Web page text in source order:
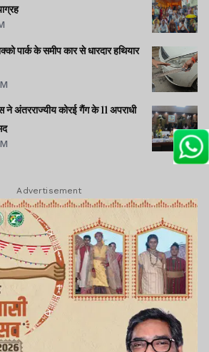
पार्क के समीप कार से धारदार हथियार
अंतरराज्यीय कोरई गैंग के 11 अपराधी
Advertisement